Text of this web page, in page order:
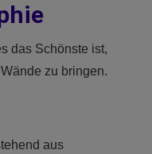
das Schönste ist,
zu bringen.
aus